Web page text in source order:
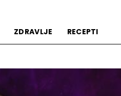
ZDRAVLJE RECEPTI